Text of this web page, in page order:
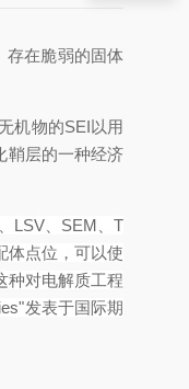
存在脆弱的固体
机物的SEI 以用
鞘层的一种经济
LSV、 SEM 、T
体点位，可以使
种对电解质工程
发表于国际期